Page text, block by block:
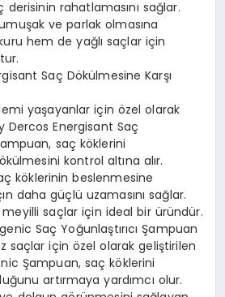
rahatlamasını sağlar.
ve parlak olmasına
hem de yağlı saçlar için
Saç Dökülmesine Karşı
yaşayanlar için özel olarak
Energisant Saç
saç köklerini
kontrol altına alır.
köklerinin beslenmesine
daha güçlü uzamasını sağlar.
saçlar için ideal bir üründür.
Saç Yoğunlaştırıcı Şampuan
saçlar için özel olarak geliştirilen
Şampuan, saç köklerini
artırmaya yardımcı olur.